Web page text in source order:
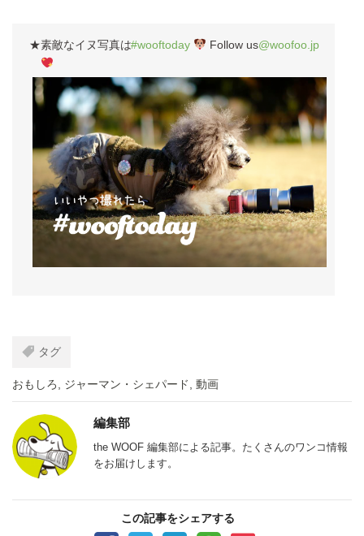
★素敵なイヌ写真は#wooftoday Follow us@woofoo.jp
タグ
おもしろ, ジャーマン・シェパード, 動画
編集部
the WOOF 編集部による記事。たくさんのワンコ情報
をお届けします。
この記事をシェアする